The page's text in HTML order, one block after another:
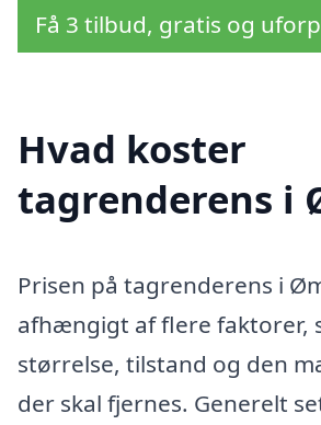
Få 3 tilbud, gratis og
Hvad koster
tagrenderens i
Prisen på tagrenderens i
afhængigt af flere faktorer,
størrelse, tilstand og den
der skal fjernes. Generelt